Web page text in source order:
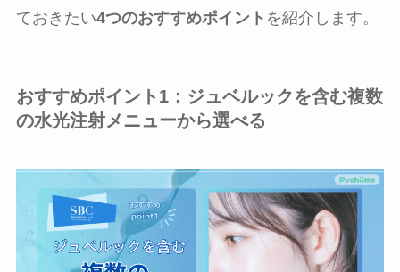
ておきたい4つのおすすめポイント を紹介します。
おすすめポイント1：ジュベルックを含む複数
の水光注射メニューから選べる